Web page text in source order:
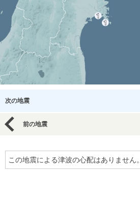
次の地震
前の地震
この地震による津波の心配はありません。